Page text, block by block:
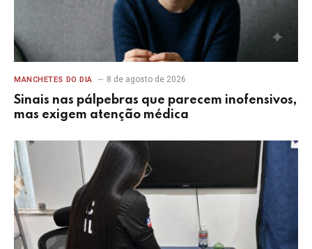
MANCHETES DO DIA 8 de agosto de 2026
Sinais nas pálpebras que parecem inofensivos,
mas exigem atenção médica